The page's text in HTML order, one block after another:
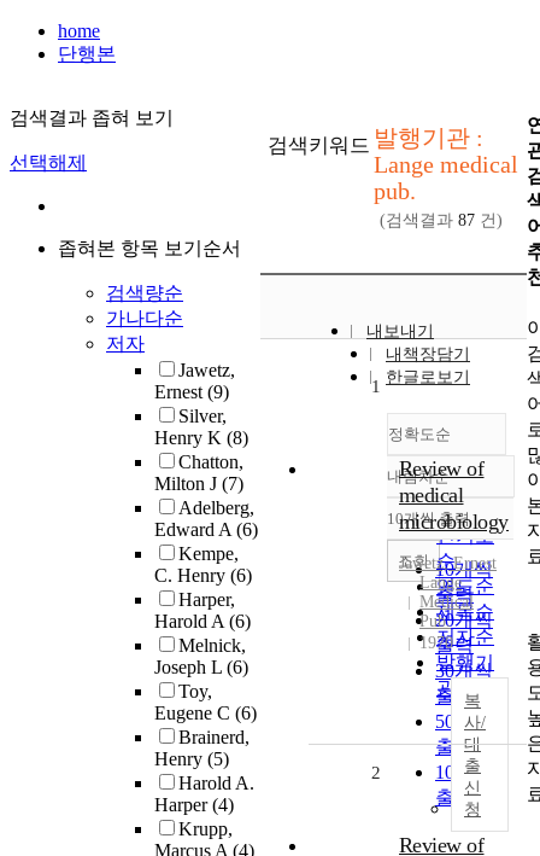
home
단행본
검색결과 좁혀 보기
선택해제
좁혀본 항목 보기순서
검색량순
가나다순
저자
Jawetz,
Ernest(9)
Silver,
Henry K (8)
Chatton,
Milton J (7)
Adelberg,
Edward A(6)
Kempe,
C. Henry (6)
Harper,
Harold A(6)
Melnick,
Joseph L (6)
Toy,
Eugene C (6)
Brainerd,
Henry (5)
Harold A.
Harper(4)
Krupp,
Marcus A(4)
검색키워드 발행기관 :
Lange medical
pub.
(검색결과 87 건)
내보내기
내책장담기
한글로보기
정확도순
정확도
순
인기도
순
연도순
제목순
저자순
발행기
관순
내림차순
내림차순
10개씩 출력
10개씩
출력
20개씩
출력
30개씩
출력
50개씩
출력
100개씩
출력
조회
1
Review of
medical
microbiology
Jawetz, Ernest
Lange
Medical
Pub.
1970
복
사/
대
출
신
청
2
Review of